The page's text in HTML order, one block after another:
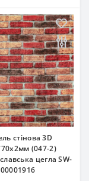
стінова 3D
(047-2)
цегла SW-
00001916